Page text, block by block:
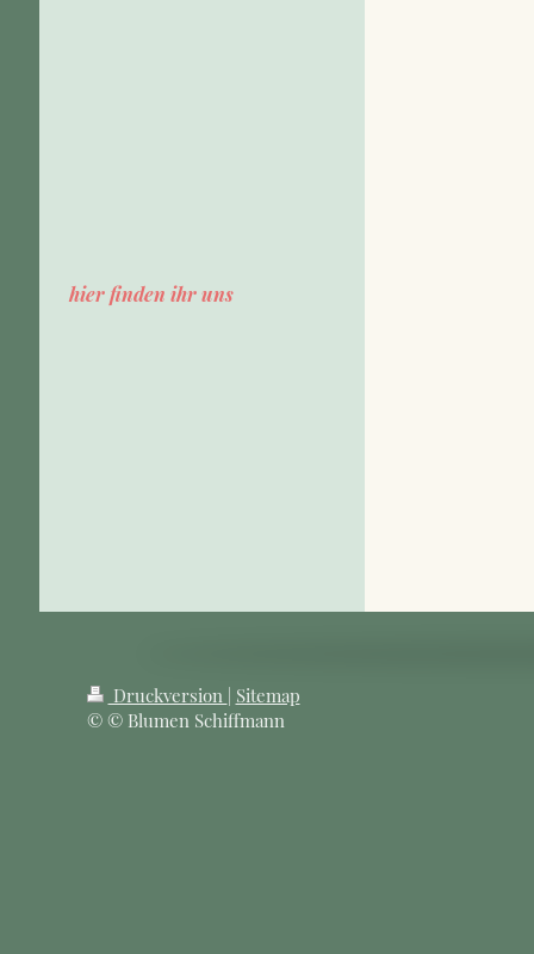
hier finden ihr uns
Druckversion Sitemap
© © Blumen Schiffmann